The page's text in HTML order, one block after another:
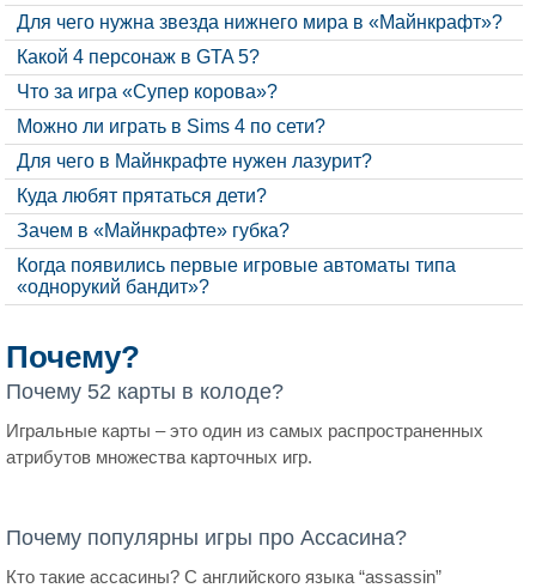
Для чего нужна звезда нижнего мира в «Майнкрафт»?
Какой 4 персонаж в GTA 5?
Что за игра «Супер корова»?
Можно ли играть в Sims 4 по сети?
Для чего в Майнкрафте нужен лазурит?
Куда любят прятаться дети?
Зачем в «Майнкрафте» губка?
Когда появились первые игровые автоматы типа
«однорукий бандит»?
Почему?
Почему 52 карты в колоде?
Игральные карты – это один из самых распространенных
атрибутов множества карточных игр.
Почему популярны игры про Ассасина?
Кто такие ассасины? С английского языка “assassin”